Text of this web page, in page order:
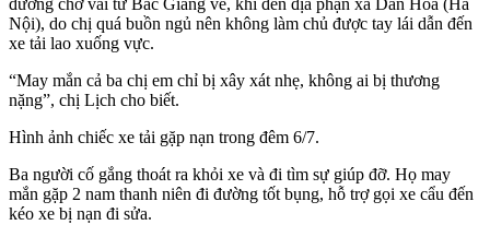
đường chở vải từ Bắc Giang về, khi đến địa phận xã Dân Hoà (Hà
Nội), do chị quá buồn ngủ nên không làm chủ được tay lái dẫn đến
xe tải lao xuống vực.
“May mắn cả ba chị em chỉ bị xây xát nhẹ, không ai bị thương
nặng”, chị Lịch cho biết.
Hình ảnh chiếc xe tải gặp nạn trong đêm 6/7.
Ba người cố gắng thoát ra khỏi xe và đi tìm sự giúp đỡ. Họ may
mắn gặp 2 nam thanh niên đi đường tốt bụng, hỗ trợ gọi xe cẩu đến
kéo xe bị nạn đi sửa.